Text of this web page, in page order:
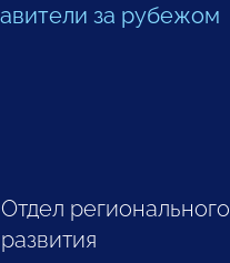
за рубежом
Отдел регионального
развития